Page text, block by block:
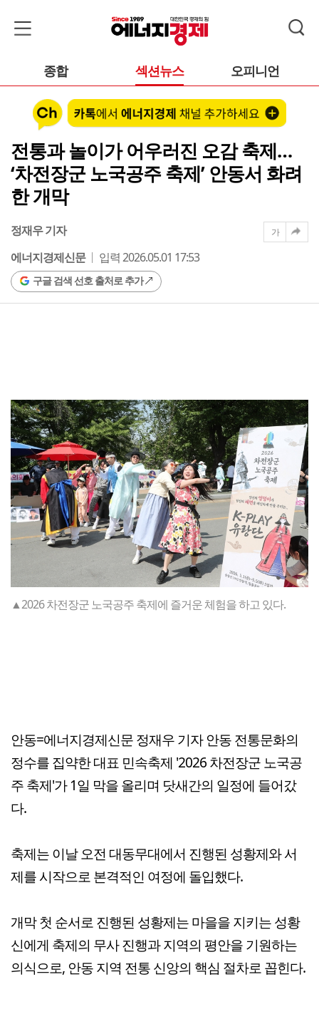
종합 섹션뉴스 오피니언
전통과 놀이가 어우러진 오감 축제…
‘차전장군 노국공주 축제’ 안동서 화려
한 개막
정재우 기자
에너지경제신문
입력 2026.05.01 17:53
구글 검색 선호 출처로 추가
가
▲2026 차전장군 노국공주 축제에 즐거운 체험을 하고 있다.
안동=에너지경제신문 정재우 기자 안동 전통문화의
정수를 집약한 대표 민속축제 '2026 차전장군 노국공
주 축제'가 1일 막을 올리며 닷새간의 일정에 들어갔
다.
축제는 이날 오전 대동무대에서 진행된 성황제와 서
제를 시작으로 본격적인 여정에 돌입했다.
개막 첫 순서로 진행된 성황제는 마을을 지키는 성황
신에게 축제의 무사 진행과 지역의 평안을 기원하는
의식으로, 안동 지역 전통 신앙의 핵심 절차로 꼽힌다.